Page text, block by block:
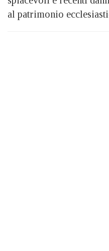
al patrimonio